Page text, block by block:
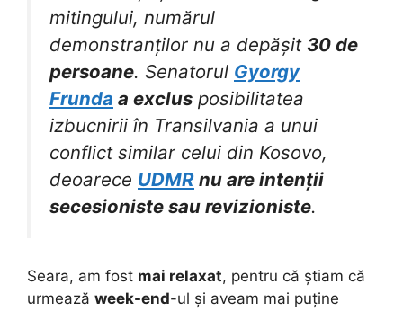
mitingului, numărul
demonstranților nu a depășit 30 de
persoane. Senatorul Gyorgy
Frunda a exclus posibilitatea
izbucnirii în Transilvania a unui
conflict similar celui din Kosovo,
deoarece UDMR nu are intenții
secesioniste sau revizioniste.
Seara, am fost mai relaxat, pentru că știam că
urmează week-end-ul și aveam mai puține